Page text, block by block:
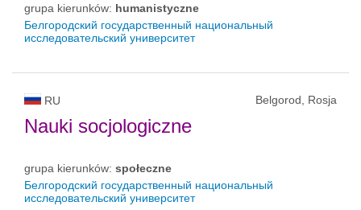
grupa kierunków: humanistyczne
Белгородский государственный национальный
исследовательский университет
RU Belgorod, Rosja
Nauki socjologiczne
grupa kierunków: społeczne
Белгородский государственный национальный
исследовательский университет